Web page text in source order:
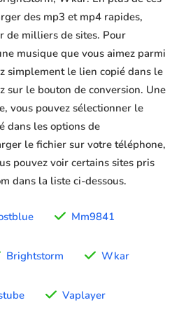
des mp3 et mp4 rapides,
milliers de sites. Pour
musique que vous aimez parmi
simplement le lien copié dans le
sur le bouton de conversion. Une
vous pouvez sélectionner le
dans les options de
le fichier sur votre téléphone,
pouvez voir certains sites pris
dans la liste ci-dessous.
Mm9841
Brightstorm Wkar
Vaplayer